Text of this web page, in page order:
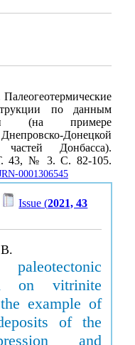
по данным
(на примере
Донецкой
Донбасса).
43, № 3. С. 82-105.
0001306545
Issue (2021, 43
paleotectonic
on vitrinite
example of
of the
and